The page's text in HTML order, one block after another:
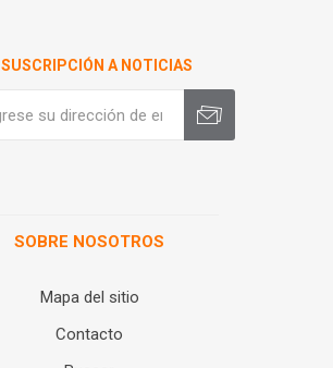
SUSCRIPCIÓN A NOTICIAS
SOBRE NOSOTROS
Mapa del sitio
Contacto